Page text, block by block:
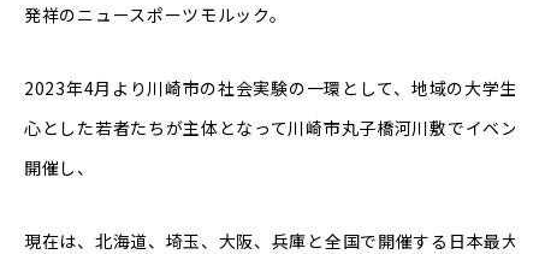
発祥のニュースポーツモルック。
2023年4月より川崎市の社会実験の一環として、地域の大学生
心とした若者たちが主体となって川崎市丸子橋河川敷でイベン
開催し、
現在は、北海道、埼玉、大阪、兵庫と全国で開催する日本最大